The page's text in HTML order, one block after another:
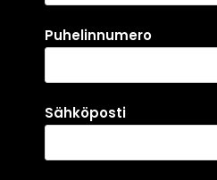
Puhelinnumero
Sähköposti